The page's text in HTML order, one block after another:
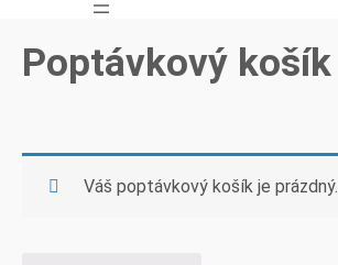
Poptávkový košík
Váš poptávkový košík je prázdný.